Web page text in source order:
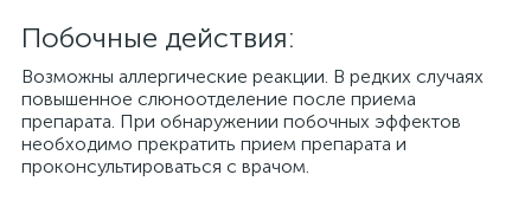
Побочные действия:
Возможны аллергические реакции. В редких случаях
повышенное слюноотделение после приема
препарата. При обнаружении побочных эффектов
необходимо прекратить прием препарата и
проконсультироваться с врачом.